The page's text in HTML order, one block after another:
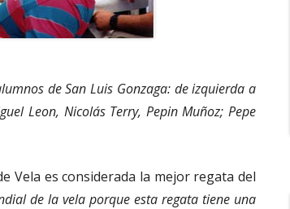
de San Luis Gonzaga: de izquierda a
Leon, Nicolás Terry, Pepin Muñoz; Pepe
Vela es considerada la mejor regata del
de la vela porque esta regata tiene una